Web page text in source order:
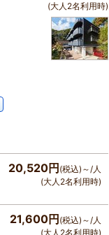
(大人2名利用時)
20,520円(税込)～/人
(大人2名利用時)
21,600円(税込)～/人
(大人2名利用時)